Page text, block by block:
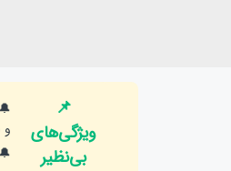
📌
ویژگی‌های
بی‌نظیر
و